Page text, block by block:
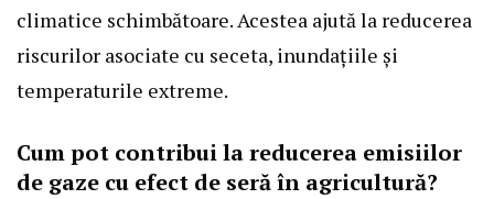
climatice schimbătoare. Acestea ajută la reducerea
riscurilor asociate cu seceta, inundațiile și
temperaturile extreme.
Cum pot contribui la reducerea emisiilor
de gaze cu efect de seră în agricultură?